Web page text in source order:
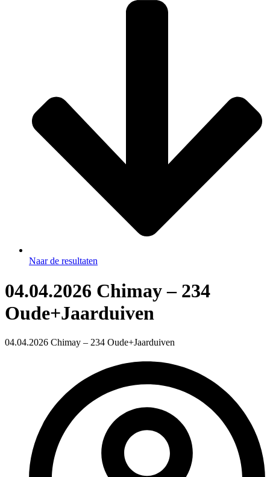
Naar de resultaten
04.04.2026 Chimay – 234
Oude+Jaarduiven
04.04.2026 Chimay – 234 Oude+Jaarduiven